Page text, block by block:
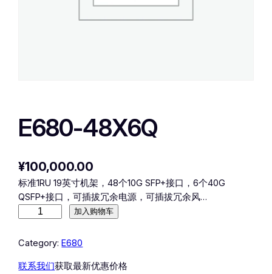
E680-48X6Q
¥100,000.00
标准1RU 19英寸机架，48个10G SFP+接口，6个40G
QSFP+接口，可插拔冗余电源，可插拔冗余风…
8
-
加入购物车
Category: E680
联系我们获取最新优惠价格